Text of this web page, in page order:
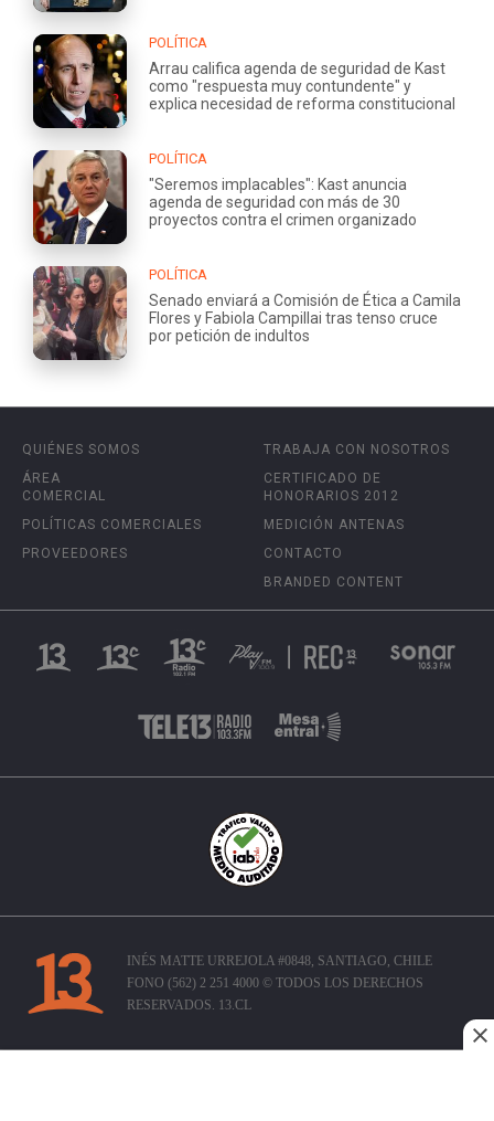
POLÍTICA
Arrau califica agenda de seguridad de Kast
como "respuesta muy contundente" y
explica necesidad de reforma constitucional
POLÍTICA
"Seremos implacables": Kast anuncia
agenda de seguridad con más de 30
proyectos contra el crimen organizado
POLÍTICA
Senado enviará a Comisión de Ética a Camila
Flores y Fabiola Campillai tras tenso cruce
por petición de indultos
QUIÉNES SOMOS
ÁREA
COMERCIAL
POLÍTICAS COMERCIALES
PROVEEDORES
TRABAJA CON NOSOTROS
CERTIFICADO DE
HONORARIOS 2012
MEDICIÓN ANTENAS
CONTACTO
BRANDED CONTENT
INÉS MATTE URREJOLA #0848, SANTIAGO, CHILE
FONO (562) 2 251 4000 © TODOS LOS DERECHOS
RESERVADOS. 13.CL